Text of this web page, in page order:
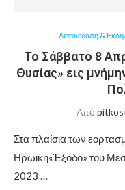
Διασκεδαση &
Το Σάββατο 8
Θυσίας» εις
Από
Στα πλαίσια των
Ηρωική«Έξοδο» του
2023 …